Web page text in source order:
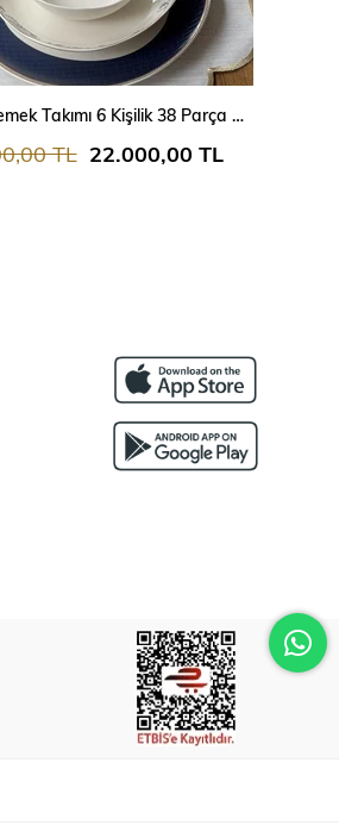
Porselen Yemek Takımı 6 Kişilik 38 Parça Marenza
22.000,00 TL
TL